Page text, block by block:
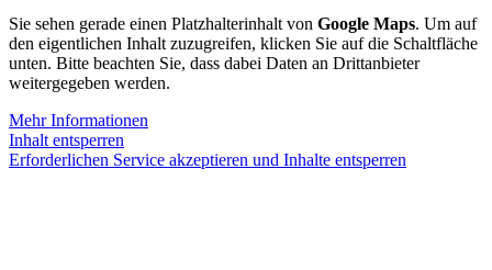
Sie sehen gerade einen Platzhalterinhalt von Google Maps. Um auf
den eigentlichen Inhalt zuzugreifen, klicken Sie auf die Schaltfläche
unten. Bitte beachten Sie, dass dabei Daten an Drittanbieter
weitergegeben werden.
Mehr Informationen
Inhalt entsperren
Erforderlichen Service akzeptieren und Inhalte entsperren